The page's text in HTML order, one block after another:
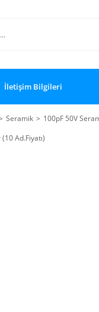
İletişim Bilgileri
Seramik 100pF 50V